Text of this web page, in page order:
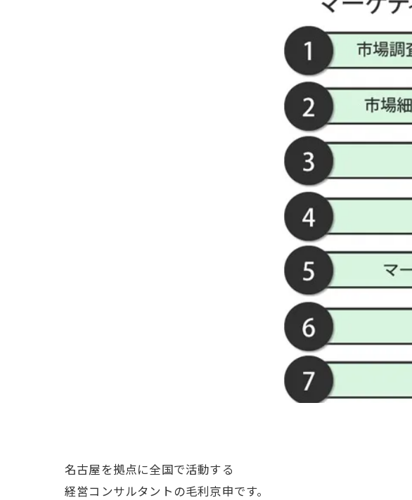
名古屋を拠点に全国で活動する
経営コンサルタントの毛利京申です。